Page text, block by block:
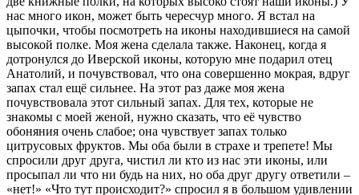
нас много икон, может быть чересчур много. Я встал на
цыпочки, чтобы посмотреть на иконы находившиеся на самой
высокой полке. Моя жена сделала также. Наконец, когда я
дотронулся до Иверской иконы, которую мне подарил отец
Анатолий, и почувствовал, что она совершенно мокрая, вдруг
запах стал ещё сильнее. На этот раз даже моя жена
почувствовала этот сильный запах. Для тех, которые не
знакомы с моей женой, нужно сказать, что её чувство
обоняния очень слабое; она чувствует запах только
цитрусовых фруктов. Мы оба были в страхе и трепете! Мы
спросили друг друга, чистил ли кто из нас эти иконы, или
просыпал ли что ни будь на них, но оба друг другу ответили –
«нет!» «Что тут происходит?» спросил я в большом удивлении